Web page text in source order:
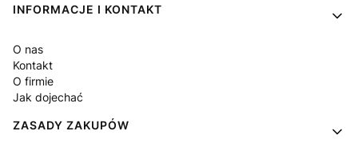
Linki w stopce
INFORMACJE I KONTAKT
O nas
Kontakt
O firmie
Jak dojechać
ZASADY ZAKUPÓW